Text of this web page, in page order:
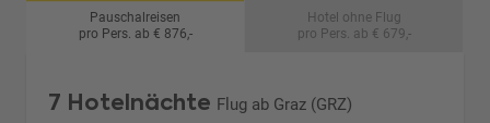
Pauschalreisen
pro Pers. ab € 876,-
Hotel ohne Flug
pro Pers. ab € 679,-
7 Hotelnächte Flug ab Graz (GRZ)